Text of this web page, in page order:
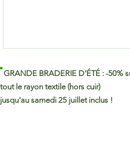
GRANDE BRADERIE D’ÉTÉ : -50%
tout le rayon textile (hors cuir)
jusqu'au samedi 25 juillet inclus !